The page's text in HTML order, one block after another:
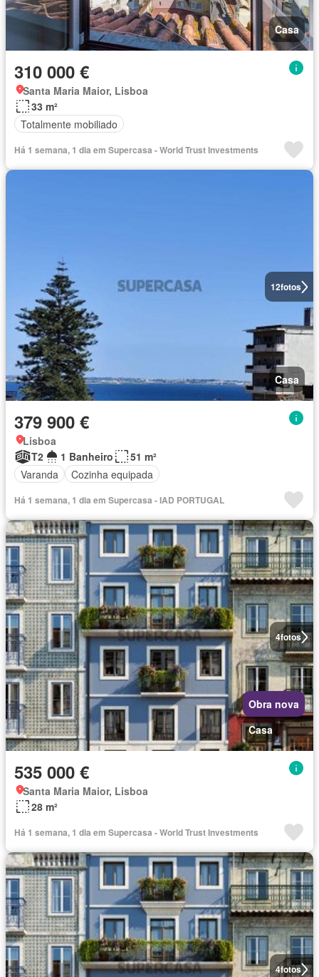
Casa
310 000 €
Santa Maria Maior, Lisboa
33 m²
Totalmente mobiliado
Há 1 semana, 1 dia em Supercasa - World Trust Investments
12fotos
Casa
379 900 €
Lisboa
T2
1 Banheiro
51 m²
Varanda
Cozinha equipada
Há 1 semana, 1 dia em Supercasa - IAD PORTUGAL
4fotos
Obra nova
Casa
535 000 €
Santa Maria Maior, Lisboa
28 m²
Há 1 semana, 1 dia em Supercasa - World Trust Investments
4fotos